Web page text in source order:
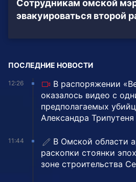
Сотрудникам омской
эвакуироваться второй
ПОСЛЕДНИЕ НОВОСТИ
12:26
В распоряжении
оказалось видео с
предполагаемых
Александра Трипутеня
11:44
В Омской области
раскопки стоянки
зоне строительства